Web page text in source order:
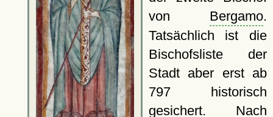
von Bergamo.
Tatsächlich ist die
Bischofsliste der
Stadt aber erst ab
797 historisch
gesichert. Nach